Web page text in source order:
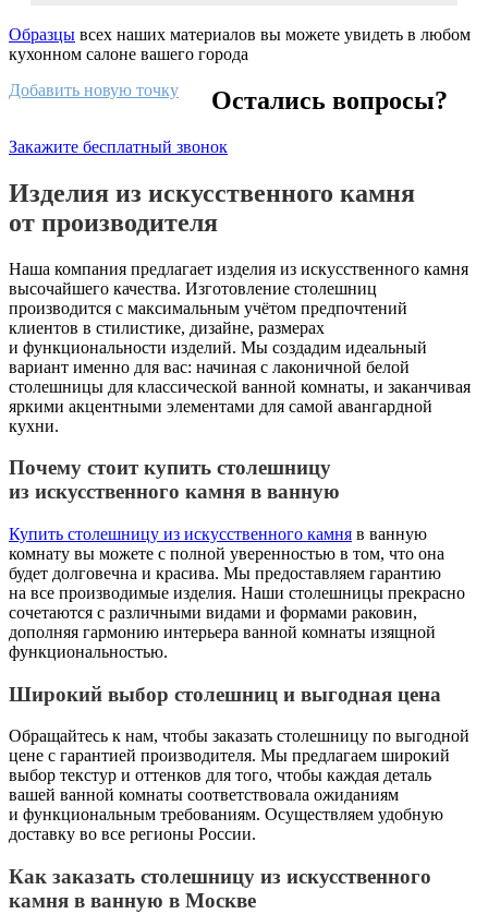
Образцы всех наших материалов вы можете увидеть в любом
кухонном салоне вашего города
Добавить новую точку
Остались вопросы?
Закажите бесплатный звонок
Изделия из искусственного камня
от производителя
Наша компания предлагает изделия из искусственного камня
высочайшего качества. Изготовление столешниц
производится с максимальным учётом предпочтений
клиентов в стилистике, дизайне, размерах
и функциональности изделий. Мы создадим идеальный
вариант именно для вас: начиная с лаконичной белой
столешницы для классической ванной комнаты, и заканчивая
яркими акцентными элементами для самой авангардной
кухни.
Почему стоит купить столешницу
из искусственного камня в ванную
Купить столешницу из искусственного камня в ванную
комнату вы можете с полной уверенностью в том, что она
будет долговечна и красива. Мы предоставляем гарантию
на все производимые изделия. Наши столешницы прекрасно
сочетаются с различными видами и формами раковин,
дополняя гармонию интерьера ванной комнаты изящной
функциональностью.
Широкий выбор столешниц и выгодная цена
Обращайтесь к нам, чтобы заказать столешницу по выгодной
цене с гарантией производителя. Мы предлагаем широкий
выбор текстур и оттенков для того, чтобы каждая деталь
вашей ванной комнаты соответствовала ожиданиям
и функциональным требованиям. Осуществляем удобную
доставку во все регионы России.
Как заказать столешницу из искусственного
камня в ванную в Москве